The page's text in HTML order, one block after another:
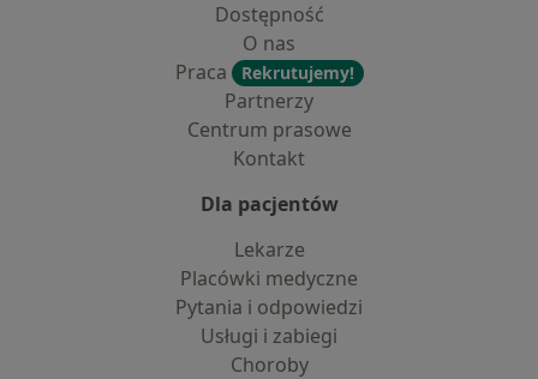
Dostępność
O nas
Praca
Rekrutujemy!
Partnerzy
Centrum prasowe
Kontakt
Dla pacjentów
Lekarze
Placówki medyczne
Pytania i odpowiedzi
Usługi i zabiegi
Choroby